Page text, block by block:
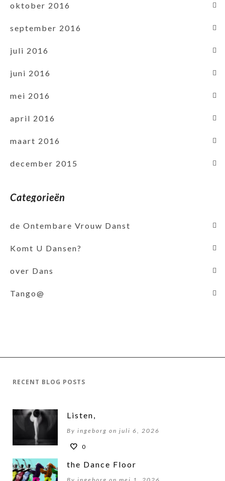
oktober 2016
september 2016
juli 2016
juni 2016
mei 2016
april 2016
maart 2016
december 2015
Categorieën
de Ontembare Vrouw Danst
Komt U Dansen?
over Dans
Tango@
RECENT BLOG POSTS
Listen,
By ingeborg on juli 6, 2026
0
the Dance Floor